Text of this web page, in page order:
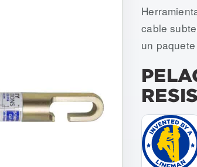
Numeros
cable
un